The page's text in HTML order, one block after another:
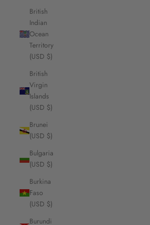
British
Indian
Ocean
Territory
(USD $)
British
Virgin
Islands
(USD $)
Brunei
(USD $)
Bulgaria
(USD $)
Burkina
Faso
(USD $)
Burundi